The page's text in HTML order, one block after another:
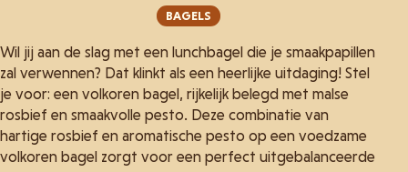
BAGELS
Wil jij aan de slag met een lunchbagel die je smaakpapillen
zal verwennen? Dat klinkt als een heerlijke uitdaging! Stel
je voor: een volkoren bagel, rijkelijk belegd met malse
rosbief en smaakvolle pesto. Deze combinatie van
hartige rosbief en aromatische pesto op een voedzame
volkoren bagel zorgt voor een perfect uitgebalanceerde